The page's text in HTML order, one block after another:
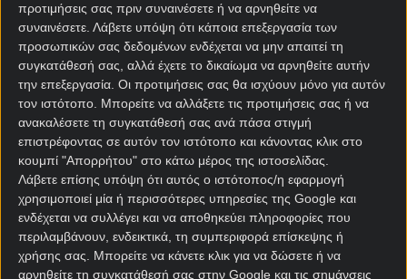
προτιμήσεις σας πριν συναινέσετε ή να αρνηθείτε να
συναινέσετε. Λάβετε υπόψη ότι κάποια επεξεργασία των
προσωπικών σας δεδομένων ενδέχεται να μην απαιτεί τη
συγκατάθεσή σας, αλλά έχετε το δικαίωμα να αρνηθείτε αυτήν
την επεξεργασία. Οι προτιμήσεις σας θα ισχύουν μόνο για αυτόν
τον ιστότοπο. Μπορείτε να αλλάξετε τις προτιμήσεις σας ή να
ανακαλέσετε τη συγκατάθεσή σας ανά πάσα στιγμή
επιστρέφοντας σε αυτόν τον ιστότοπο και κάνοντας κλικ στο
κουμπί "Απορρήτου" στο κάτω μέρος της ιστοσελίδας.
Λάβετε επίσης υπόψη ότι αυτός ο ιστότοπος/η εφαρμογή
χρησιμοποιεί μία ή περισσότερες υπηρεσίες της Google και
ενδέχεται να συλλέγει και να αποθηκεύει πληροφορίες που
περιλαμβάνουν, ενδεικτικά, τη συμπεριφορά επίσκεψης ή
χρήσης σας. Μπορείτε να κάνετε κλικ για να δώσετε ή να
αρνηθείτε τη συγκατάθεσή σας στην Google και τις σημάνσεις
Αρχική Σελίδα
Χρήστος Σωτηρακόπουλος
Προγνωστικά
Βαθμολογίες - Στατιστικά
Κουπόνι
Πρόγραμμα TV
Προσφορές*